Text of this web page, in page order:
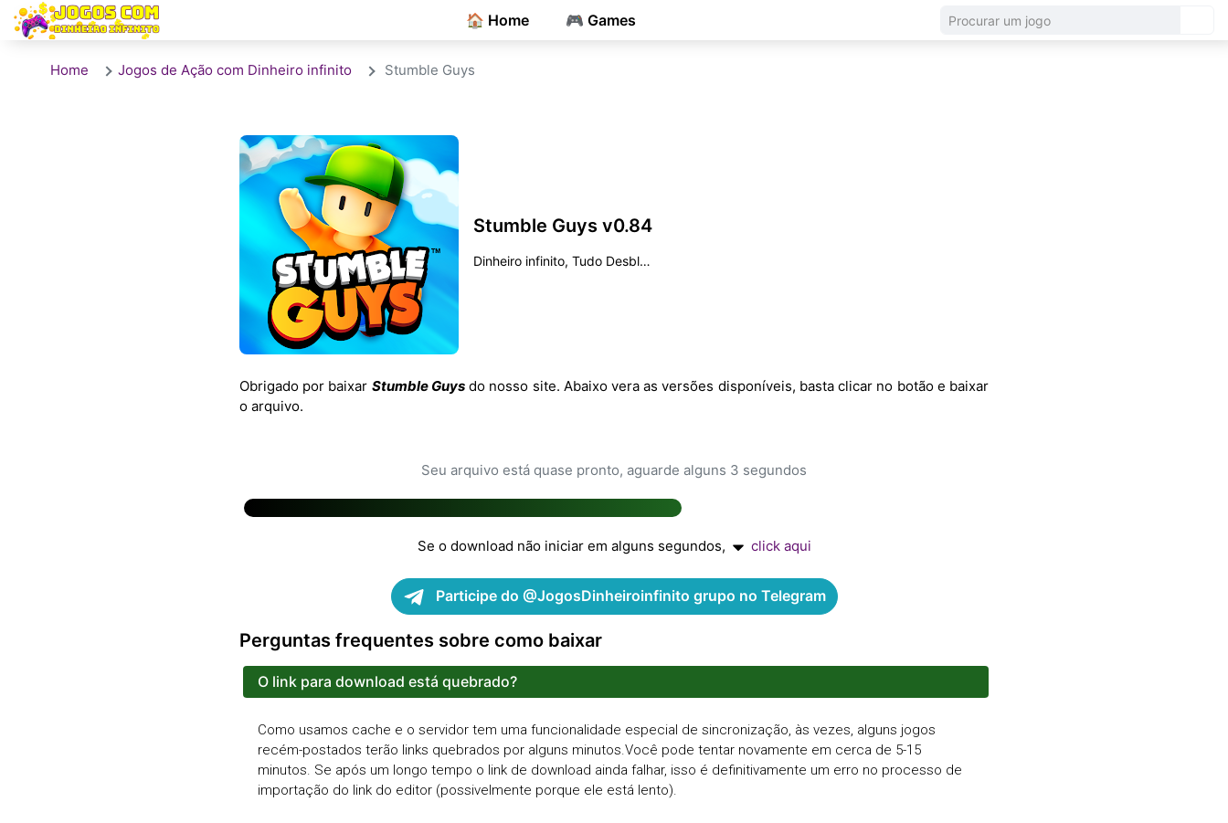
🏠 Home 🎮 Games
Home Jogos de Ação com Dinheiro infinito Stumble Guys
Stumble Guys v0.84
Dinheiro infinito, Tudo Desbloqueado, Mega Menu
Obrigado por baixar Stumble Guysdo nosso site. Abaixo vera as versões disponíveis, basta clicar no botão e baixar
o arquivo.
Seu arquivo está quase pronto, aguarde alguns 3 segundos
Se o download não iniciar em alguns segundos, click aqui
Participe do @JogosDinheiroinfinito grupo no Telegram
Perguntas frequentes sobre como baixar
O link para download está quebrado?
Como usamos cache e o servidor tem uma funcionalidade especial de sincronização, às vezes, alguns jogos
recém-postados terão links quebrados por alguns minutos.Você pode tentar novamente em cerca de 5-15
minutos. Se após um longo tempo o link de download ainda falhar, isso é definitivamente um erro no processo de
importação do link do editor (possivelmente porque ele está lento).